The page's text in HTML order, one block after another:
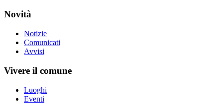
Novità
Notizie
Comunicati
Avvisi
Vivere il comune
Luoghi
Eventi